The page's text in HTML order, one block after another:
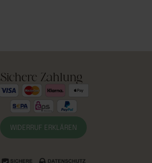
Sichere Zahlung
WIDERRUF ERKLÄREN